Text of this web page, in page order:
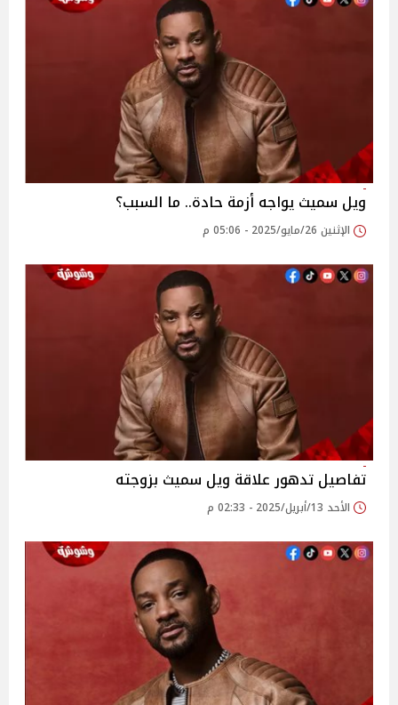
ويل سميث يواجه أزمة حادة.. ما السبب؟
الإثنين 26/مايو/2025 - 05:06 م
تفاصيل تدهور علاقة ويل سميث بزوجته
الأحد 13/أبريل/2025 - 02:33 م